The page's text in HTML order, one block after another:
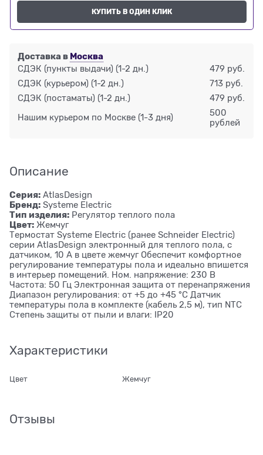
КУПИТЬ В ОДИН КЛИК
Доставка в Москва
СДЭК (пункты выдачи) (1-2 дн.)
479 руб.
СДЭК (курьером) (1-2 дн.)
713 руб.
СДЭК (постаматы) (1-2 дн.) 479 руб.
Нашим курьером по Москве (1-3 дня)
500
рублей
Описание
Серия: AtlasDesign
Бренд: Systeme Electric
Тип изделия: Регулятор теплого пола
Цвет: Жемчуг
Термостат Systeme Electric (ранее Schneider Electric)
серии AtlasDesign электронный для теплого пола, с
датчиком, 10 A в цвете жемчуг Обеспечит комфортное
регулирование температуры пола и идеально впишется
в интерьер помещений. Ном. напряжение: 230 В
Частота: 50 Гц Электронная защита от перенапряжения
Диапазон регулирования: от +5 до +45 °С Датчик
температуры пола в комплекте (кабель 2,5 м), тип NTC
Степень защиты от пыли и влаги: IP20
Характеристики
Цвет Жемчуг
Отзывы